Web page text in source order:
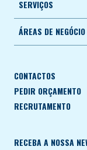
SERVIÇOS
ÁREAS DE NEGÓCIO
CONTACTOS
PEDIR ORÇAMENTO
RECRUTAMENTO
RECEBA A NOSSA